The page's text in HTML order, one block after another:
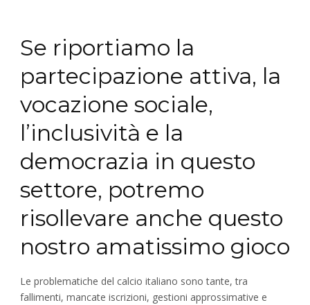
Se riportiamo la
partecipazione attiva, la
vocazione sociale,
l’inclusività e la
democrazia in questo
settore, potremo
risollevare anche questo
nostro amatissimo gioco
Le problematiche del calcio italiano sono tante, tra
fallimenti, mancate iscrizioni, gestioni approssimative e